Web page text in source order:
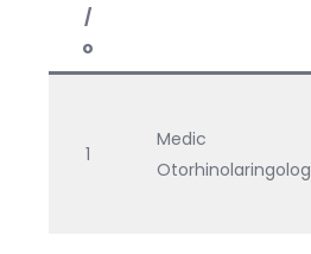
/
o
1
Medic
Otorhinolaringolog